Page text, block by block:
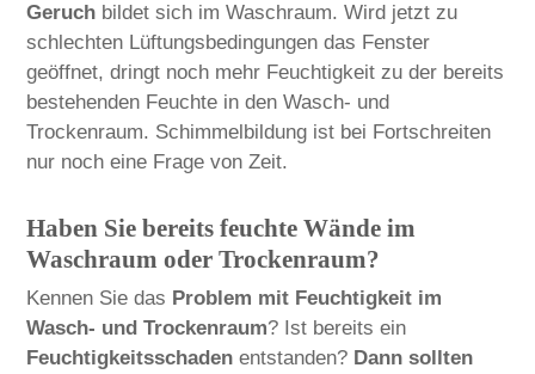
Geruch bildet sich im Waschraum. Wird jetzt zu
schlechten Lüftungsbedingungen das Fenster
geöffnet, dringt noch mehr Feuchtigkeit zu der bereits
bestehenden Feuchte in den Wasch- und
Trockenraum. Schimmelbildung ist bei Fortschreiten
nur noch eine Frage von Zeit.
Haben Sie bereits feuchte Wände im
Waschraum oder Trockenraum?
Kennen Sie das Problem mit Feuchtigkeit im
Wasch- und Trockenraum? Ist bereits ein
Feuchtigkeitsschaden entstanden? Dann sollten